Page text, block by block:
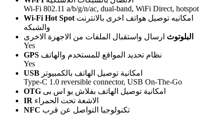
Wi-Fi 802.11 a/b/g/n/ac, dual-band, WiFi Direct, hotspot
Wi-Fi Hot Spot امكانيه توصيل هواتف اخرى بالانترنت
والشبكه
البلوتوث ارسال واستقبال الملفات من الاجهزة الاخرى
Yes
GPS نظام تحديد المواقع للمستخدم والهاتف
Yes
USB امكانية توصيل الهاتف بالكمبيوتر
Type-C 1.0 reversible connector, USB On-The-Go
OTG امكانية توصيل الهاتف بفلاش يو اس بى
IR الاشعة تحت الحمراء
NFC تكنولوجيا التواصل عن قرب